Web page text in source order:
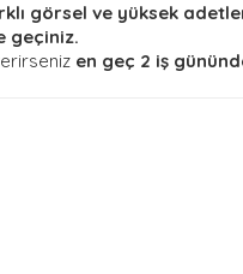
görsel ve yüksek
geçiniz.
en geç 2 iş